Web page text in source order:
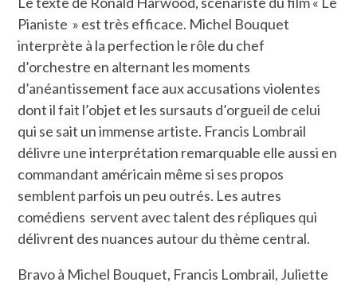
Pianiste » est très efficace. Michel Bouquet
interprète à la perfection le rôle du chef
d’orchestre en alternant les moments
d’anéantissement face aux accusations violentes
dont il fait l’objet et les sursauts d’orgueil de celui
qui se sait un immense artiste. Francis Lombrail
délivre une interprétation remarquable elle aussi en
commandant américain même si ses propos
semblent parfois un peu outrés. Les autres
comédiens servent avec talent des répliques qui
délivrent des nuances autour du thème central.
Bravo à Michel Bouquet, Francis Lombrail, Juliette